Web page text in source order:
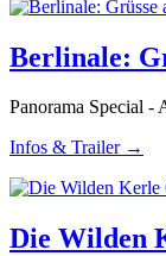
Berlinale:
Panorama Special
Infos & Trailer →
Die Wilden